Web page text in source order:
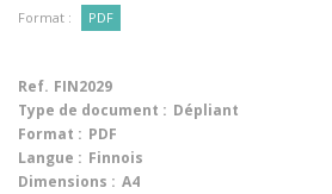
Format : PDF
Ref. FIN2029
Type de document : Dépliant
Format : PDF
Langue : Finnois
Dimensions : A4